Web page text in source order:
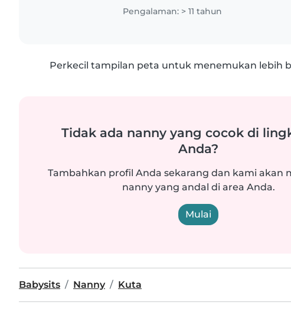
Pengalaman: > 11 tahun
Perkecil tampilan peta untuk menemukan lebih
Tidak ada nanny yang cocok di
Anda?
Tambahkan profil Anda sekarang dan kami akan
nanny yang andal di area Anda.
Mulai
Babysits Nanny Kuta